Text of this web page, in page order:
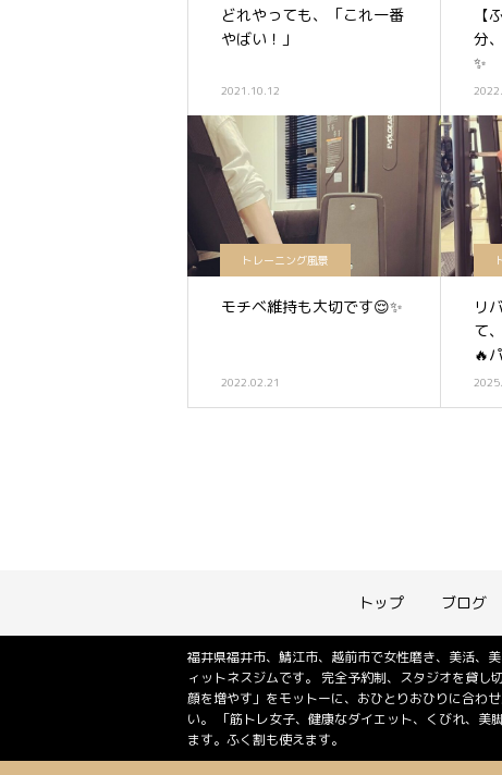
どれやっても、「これ一番
やばい！」
2021.10.12
【
分
✨
トレーニング風景
モチベ維持も大切です😌✨
2022.02.21
リ
て
🔥
トップ ブログ
福井県福井市、鯖江市、越前市で女性磨き、美活、
ィットネスジムです。 完全予約制、スタジオを貸
顔を増やす」をモットーに、おひとりおひりに合わ
い。 「筋トレ女子、健康なダイエット、くびれ、美
ます。ふく割も使えます。